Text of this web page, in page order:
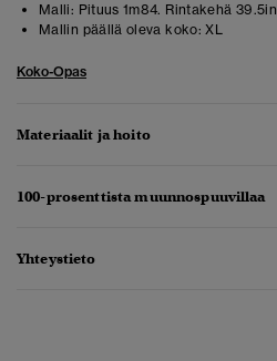
Malli: Pituus 1m84. Rintakehä 39.5in
Mallin päällä oleva koko: XL
Koko-Opas
Materiaalit ja hoito
100-prosenttista muunnospuuvillaa
Yhteystieto